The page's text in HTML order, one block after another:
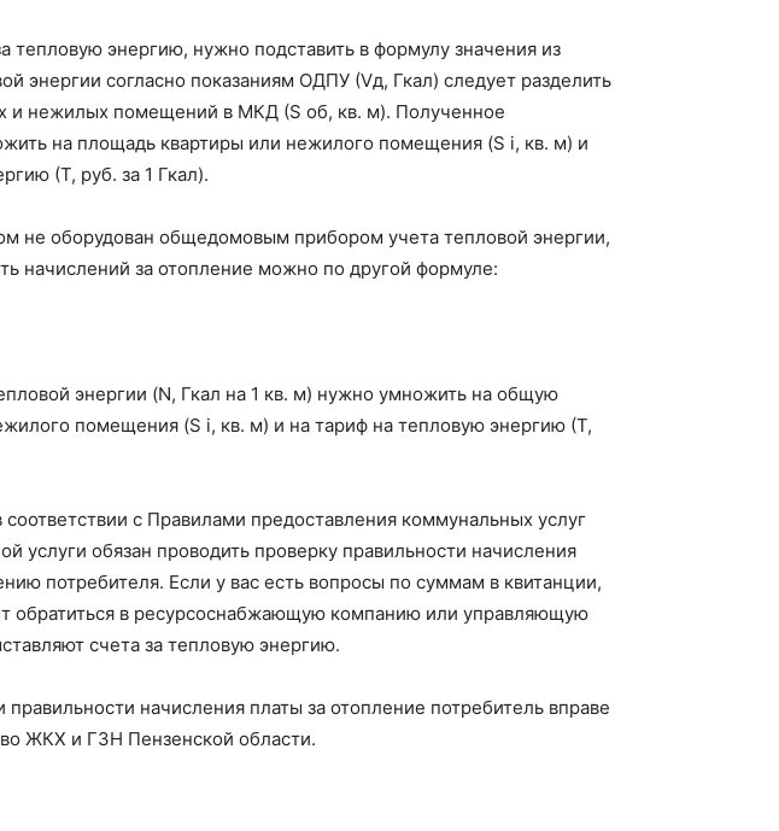
тепловую энергию, нужно подставить в формулу значения из
энергии согласно показаниям ОДПУ (Vд, Гкал) следует разделить
нежилых помещений в МКД (S об, кв. м). Полученное
на площадь квартиры или нежилого помещения (S i, кв. м) и
(Т, руб. за 1 Гкал).
не оборудован общедомовым прибором учета тепловой энергии,
начислений за отопление можно по другой формуле:
энергии (N, Гкал на 1 кв. м) нужно умножить на общую
помещения (S i, кв. м) и на тариф на тепловую энергию (Т,
с Правилами предоставления коммунальных услуг
услуги обязан проводить проверку правильности начисления
потребителя. Если у вас есть вопросы по суммам в квитанции,
обратиться в ресурсоснабжающую компанию или управляющую
счета за тепловую энергию.
начисления платы за отопление потребитель вправе
ЖКХ и ГЗН Пензенской области.